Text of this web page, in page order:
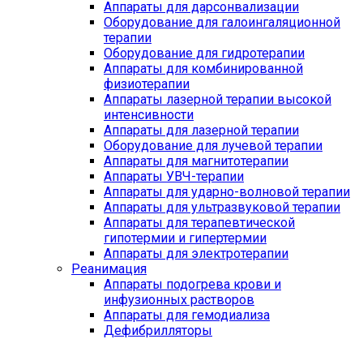
Аппараты для дарсонвализации
Оборудование для галоингаляционной
терапии
Оборудование для гидротерапии
Аппараты для комбинированной
физиотерапии
Аппараты лазерной терапии высокой
интенсивности
Аппараты для лазерной терапии
Оборудование для лучевой терапии
Аппараты для магнитотерапии
Аппараты УВЧ-терапии
Аппараты для ударно-волновой терапии
Аппараты для ультразвуковой терапии
Аппараты для терапевтической
гипотермии и гипертермии
Аппараты для электротерапии
Реанимация
Аппараты подогрева крови и
инфузионных растворов
Аппараты для гемодиализа
Дефибрилляторы